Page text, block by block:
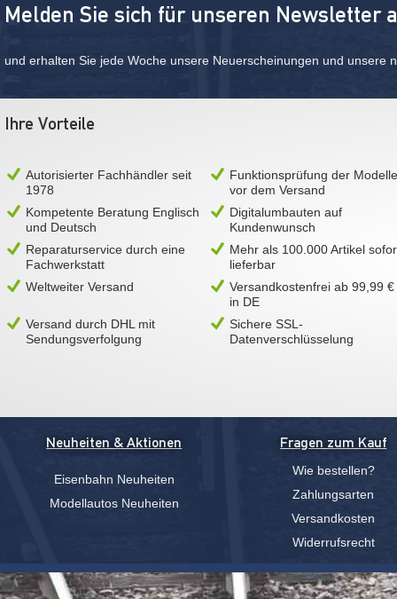
Melden Sie sich für unseren Newsletter
und erhalten Sie jede Woche unsere Neuerscheinungen und unsere
Ihre Vorteile
Autorisierter Fachhändler seit
1978
Funktionsprüfung der Modelle
vor dem Versand
Kompetente Beratung Englisch
und Deutsch
Digitalumbauten auf
Kundenwunsch
Reparaturservice durch eine
Fachwerkstatt
Mehr als 100.000 Artikel
lieferbar
Weltweiter Versand
Versandkostenfrei ab 99,99 €
in DE
Versand durch DHL mit
Sendungsverfolgung
Sichere SSL-
Datenverschlüsselung
Neuheiten & Aktionen
Eisenbahn Neuheiten
Modellautos Neuheiten
Fragen zum Kauf
Wie bestellen?
Zahlungsarten
Versandkosten
Widerrufsrecht